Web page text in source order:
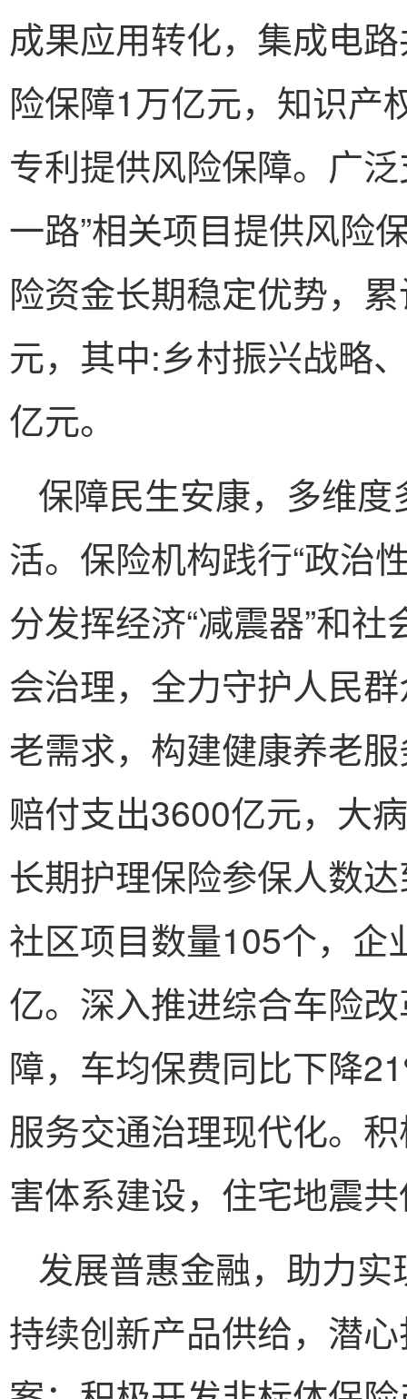
成果应用转化，集成电
险保障1万亿元，知识产
专利提供风险保障。广
一路”相关项目提供风险
险资金长期稳定优势，
元，其中:乡村振兴战略
亿元。
保障民生安康，多维
活。保险机构践行“政治
分发挥经济“减震器”和
会治理，全力守护人民
老需求，构建健康养老
赔付支出3600亿元，大
长期护理保险参保人数
社区项目数量105个，企
亿。深入推进综合车险
障，车均保费同比下降
服务交通治理现代化。
害体系建设，住宅地震
发展普惠金融，助力
持续创新产品供给，潜